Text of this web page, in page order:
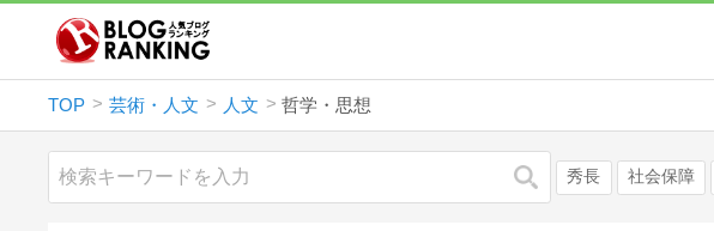
TOP 芸術・人文 人文 哲学・思想
検索 秀長 社会保障